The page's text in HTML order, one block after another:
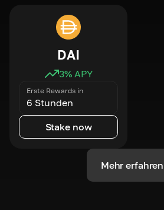
DAI
3% APY
Erste Rewards in
6 Stunden
Stake now
Mehr erfahren